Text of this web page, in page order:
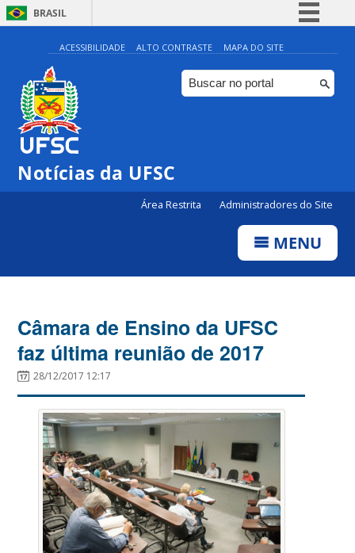
BRASIL
Simplifique!
Comunica BR
Participe
ACESSIBILIDADE ALTO CONTRASTE MAPA DO SITE
Notícias da UFSC
Área Restrita Administradores do Site
MENU
Câmara de Ensino da UFSC
faz última reunião de 2017
28/12/2017 12:17